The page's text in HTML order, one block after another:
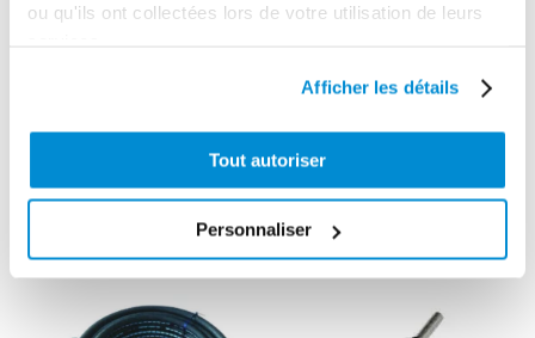
ou qu'ils ont collectées lors de votre utilisation de leurs
Afficher les détails
Tout autoriser
Personnaliser
coudé 90° pour
24V
gasoil 120
l/min